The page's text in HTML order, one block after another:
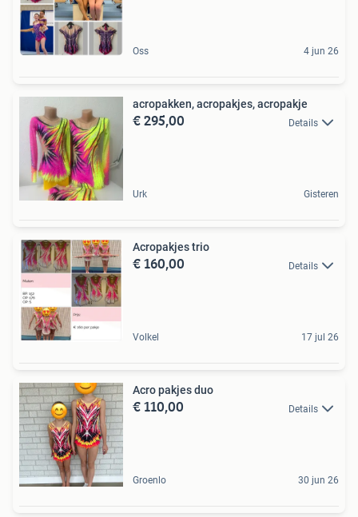
Oss 4 jun 26
acropakken, acropakjes, acropakje
€ 295,00 Details
Urk Gisteren
Acropakjes trio
€ 160,00 Details
Volkel 17 jul 26
Acro pakjes duo
€ 110,00 Details
Groenlo 30 jun 26